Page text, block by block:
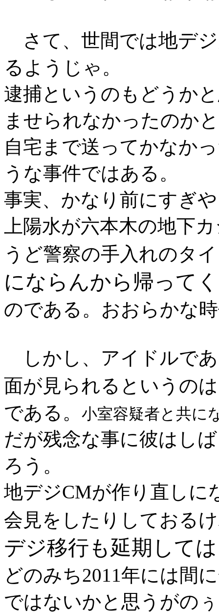
さて、世間では地デ
る ようじゃ。
逮捕というのもどうか
ませられなかったのか
自宅まで送ってかなか
うな事件ではある。
事実、かなり前にすぎ
上陽水が六本木の地下
うど警察の手入れのタ
にならんから帰って
のである。おおらかな
しかし、アイドルで
面が見られるというの
である。
小室容疑者と共に
だが残念な事に彼はし
ろう。
地デジCMが作り直しに
会見をしたりしておる
デジ移行も延期して
どのみち2011年には間
ではないかと思うがの